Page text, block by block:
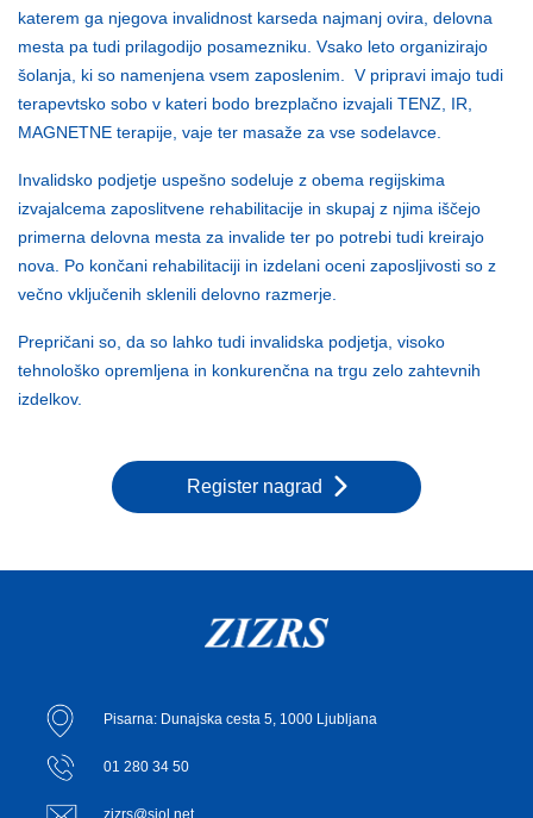
katerem ga njegova invalidnost karseda najmanj ovira, delovna
mesta pa tudi prilagodijo posamezniku. Vsako leto organizirajo
šolanja, ki so namenjena vsem zaposlenim. V pripravi imajo tudi
terapevtsko sobo v kateri bodo brezplačno izvajali TENZ, IR,
MAGNETNE terapije, vaje ter masaže za vse sodelavce.
Invalidsko podjetje uspešno sodeluje z obema regijskima
izvajalcema zaposlitvene rehabilitacije in skupaj z njima iščejo
primerna delovna mesta za invalide ter po potrebi tudi kreirajo
nova. Po končani rehabilitaciji in izdelani oceni zaposljivosti so z
večno vključenih sklenili delovno razmerje.
Prepričani so, da so lahko tudi invalidska podjetja, visoko
tehnološko opremljena in konkurenčna na trgu zelo zahtevnih
izdelkov.
Register nagrad
Pisarna: Dunajska cesta 5, 1000 Ljubljana
01 280 34 50